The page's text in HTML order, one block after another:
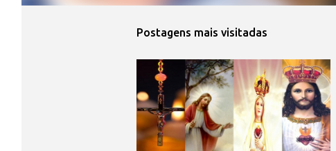
Postagens mais visitadas